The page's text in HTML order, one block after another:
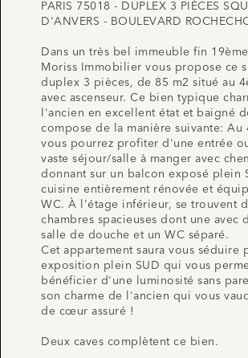
PARIS 75018 - DUPLEX 3 PIÈCES
D'ANVERS - BOULEVARD
Dans un très bel immeuble fin
Moriss Immobilier vous propose ce
duplex 3 pièces, de 85 m2 situé au
avec ascenseur. Ce bien typique
l'ancien en excellent état et baigné
compose de la manière suivante: Au
vous pourrez profiter d'une entrée
vaste séjour/salle à manger avec
donnant sur un balcon exposé plein
cuisine entièrement rénovée et
WC. À l'étage inférieur, se trouvent
chambres spacieuses dont une avec
salle de douche et un WC séparé.
Cet appartement saura vous séduire
exposition plein SUD qui vous
bénéficier d'une luminosité sans
son charme de l'ancien qui vous
de cœur assuré !
Deux caves complètent ce bien.